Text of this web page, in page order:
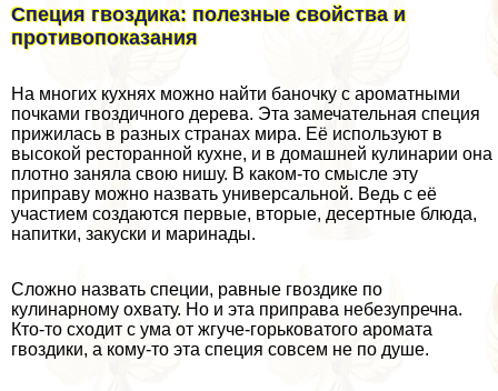
Специя гвоздика: полезные свойства и
противопоказания
На многих кухнях можно найти баночку с ароматными
почками гвоздичного дерева. Эта замечательная специя
прижилась в разных странах мира. Её используют в
высокой ресторанной кухне, и в домашней кулинарии она
плотно заняла свою нишу. В каком-то смысле эту
приправу можно назвать универсальной. Ведь с её
участием создаются первые, вторые, десертные блюда,
напитки, закуски и маринады.
Сложно назвать специи, равные гвоздике по
кулинарному охвату. Но и эта приправа небезупречна.
Кто-то сходит с ума от жгуче-горьковатого аромата
гвоздики, а кому-то эта специя совсем не по душе.